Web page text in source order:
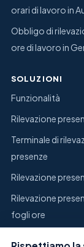
orari di lavoro in
Obbligo di
ore di lavoro in
SOLUZIONI
Funzionalità
Rilevazione
Terminale di
presenze
Rilevazione
Rilevazione
fogli ore